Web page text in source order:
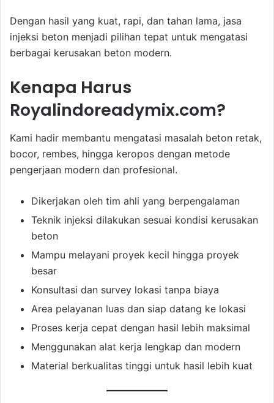
Dengan hasil yang kuat, rapi, dan tahan lama, jasa
injeksi beton menjadi pilihan tepat untuk mengatasi
berbagai kerusakan beton modern.
Kenapa Harus
Royalindoreadymix.com?
Kami hadir membantu mengatasi masalah beton retak,
bocor, rembes, hingga keropos dengan metode
pengerjaan modern dan profesional.
Dikerjakan oleh tim ahli yang berpengalaman
Teknik injeksi dilakukan sesuai kondisi kerusakan
beton
Mampu melayani proyek kecil hingga proyek
besar
Konsultasi dan survey lokasi tanpa biaya
Area pelayanan luas dan siap datang ke lokasi
Proses kerja cepat dengan hasil lebih maksimal
Menggunakan alat kerja lengkap dan modern
Material berkualitas tinggi untuk hasil lebih kuat